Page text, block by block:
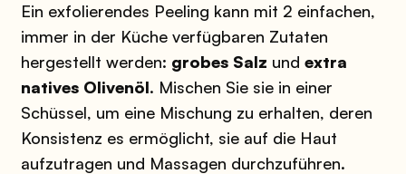
Ein exfolierendes Peeling kann mit 2 einfachen,
immer in der Küche verfügbaren Zutaten
hergestellt werden: grobes Salz und extra
natives Olivenöl. Mischen Sie sie in einer
Schüssel, um eine Mischung zu erhalten, deren
Konsistenz es ermöglicht, sie auf die Haut
aufzutragen und Massagen durchzuführen.